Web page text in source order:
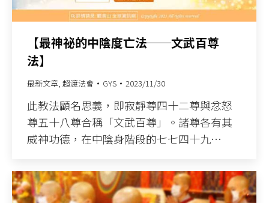
【最神祕的中陰度亡法──文武百尊
法】
最新文章, 超渡法會 GYS 2023/11/30
此教法顧名思義，即寂靜尊四十二尊與忿怒
尊五十八尊合稱「文武百尊」。諸尊各有其
威神功德，在中陰身階段的七七四十九…